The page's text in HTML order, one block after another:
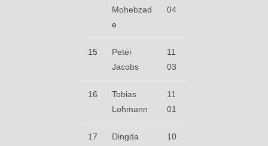
Mohebzad
e
04
15
Peter
Jacobs
11
03
16
Tobias
Lohmann
11
01
17
Dingda
10